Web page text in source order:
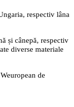
respectiv lâna
și cânepă, respectiv
diverse materiale
de